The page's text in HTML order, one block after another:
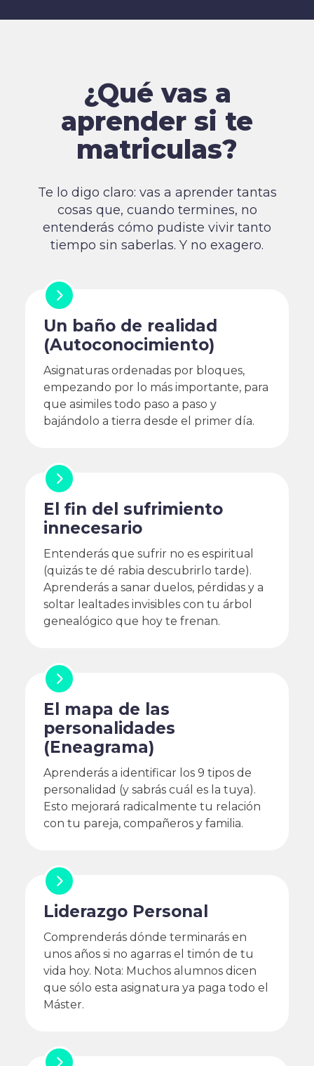
¿Qué vas a
aprender si te
matriculas?
Te lo digo claro: vas a aprender tantas
cosas que, cuando termines, no
entenderás cómo pudiste vivir tanto
tiempo sin saberlas. Y no exagero.
Un baño de realidad
(Autoconocimiento)
Asignaturas ordenadas por bloques,
empezando por lo más importante, para
que asimiles todo paso a paso y
bajándolo a tierra desde el primer día.
El fin del sufrimiento
innecesario
Entenderás que sufrir no es espiritual
(quizás te dé rabia descubrirlo tarde).
Aprenderás a sanar duelos, pérdidas y a
soltar lealtades invisibles con tu árbol
genealógico que hoy te frenan.
El mapa de las
personalidades
(Eneagrama)
Aprenderás a identificar los 9 tipos de
personalidad (y sabrás cuál es la tuya).
Esto mejorará radicalmente tu relación
con tu pareja, compañeros y familia.
Liderazgo Personal
Comprenderás dónde terminarás en
unos años si no agarras el timón de tu
vida hoy. Nota: Muchos alumnos dicen
que sólo esta asignatura ya paga todo el
Máster.